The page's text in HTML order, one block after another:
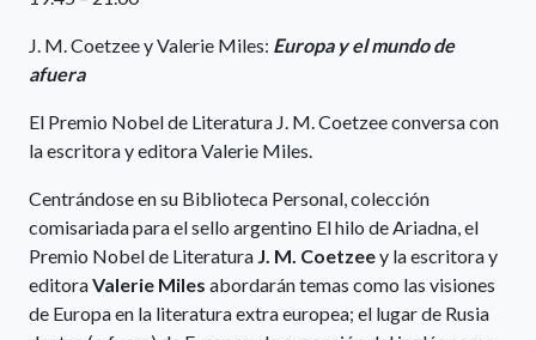
J. M. Coetzee y Valerie Miles: Europa y el mundo de
afuera
El Premio Nobel de Literatura J. M. Coetzee conversa con
la escritora y editora Valerie Miles.
Centrándose en su Biblioteca Personal, colección
comisariada para el sello argentino El hilo de Ariadna, el
Premio Nobel de Literatura J. M. Coetzeey la escritora y
editoraValerie Miles abordarán temas como las visiones
de Europa en la literatura extra europea; el lugar de Rusia